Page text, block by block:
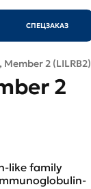
СПЕЦЗАКАЗ
2 (LILRB2)
2
like family